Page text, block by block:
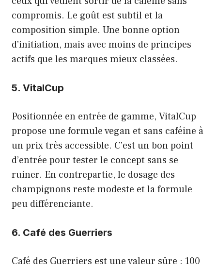
compromis. Le goût est subtil et la
composition simple. Une bonne option
d’initiation, mais avec moins de principes
actifs que les marques mieux classées.
5. VitalCup
Positionnée en entrée de gamme, VitalCup
propose une formule vegan et sans caféine à
un prix très accessible. C’est un bon point
d’entrée pour tester le concept sans se
ruiner. En contrepartie, le dosage des
champignons reste modeste et la formule
peu différenciante.
6. Café des Guerriers
Café des Guerriers est une valeur sûre : 100